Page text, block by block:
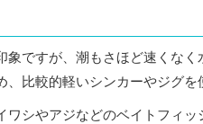
象ですが、潮もさほど速くな
、比較的軽いシンカーやジグを
ワシやアジなどのベイトフィ